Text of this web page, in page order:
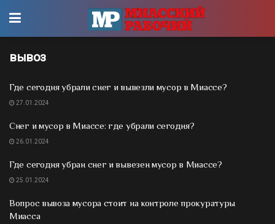
вывоз
Где сегодня убрали снег и вывезли мусор в Миассе?
27.01.2024
Снег и мусор в Миассе: где убрали сегодня?
26.01.2024
Где сегодня убран снег и вывезен мусор в Миассе?
25.01.2024
Вопрос вывоза мусора стоит на контроле прокуратуры
Миасса